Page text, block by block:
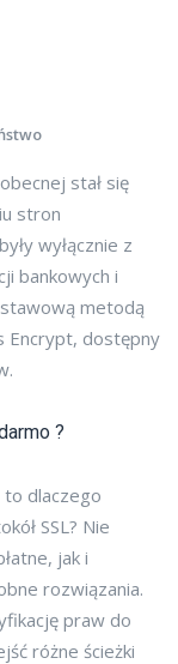
stał się
stron
wyłącznie z
bankowych i
metodą
Encrypt, dostępny
?
dlaczego
SSL? Nie
jak i
rozwiązania.
praw do
różne ścieżki